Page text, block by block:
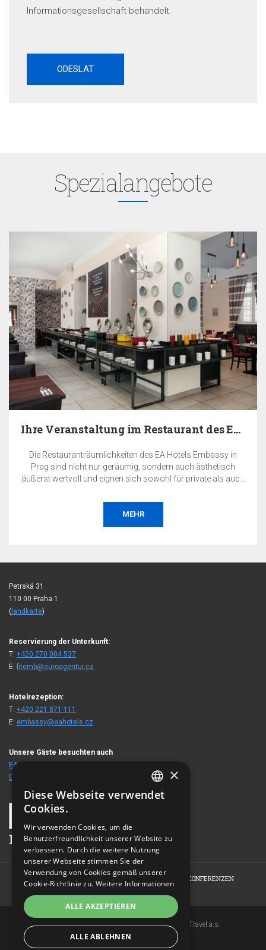
Informationsgesellschaft behandelt.
Spezialangebote
Ihre Veranstaltung im Restaurant des EA Hotels…
Die Restauranträumlichkeiten des EA Hotels Embassy in
Prag sind nicht nur geräumig, sondern auch ästhetisch
äußerst wertvoll und eignen sich sowohl für private als auch
MEHR
Petrská 31
110 00 Praha 1
( landkarte)
Reservierung der Unterkunft:
T: +420 270 004 537
E:fitemb@euroagentur.cz
Hotelrezeption:
T: +420 221 871 111
E: embassy@eahotels.cz
Unsere Gäste besuchten auch
EA Hotel Royal Esprit
EA Hotel Julis
HOTEL ZIMMER
KONFERENZEN
Copyright © 2007-2026 EuroAgentur Hotels&Travel a.s.
www.bezvapobyt.cz
Allgemeine Buchungsbedingungen
CZECH
GERMAN
×
Diese Webseite verwendet
Cookies.
Wir verwenden Cookies, um die
Benutzerfreundlichkeit unserer Website zu
verbessern. Durch die weitere Nutzung
unserer Webseite stimmen Sie der
Verwendung von Cookies gemäß unserer
Cookie-Richtlinie zu. Weitere Informationen
ALLE AKZEPTIEREN
ALLE ABLEHNEN